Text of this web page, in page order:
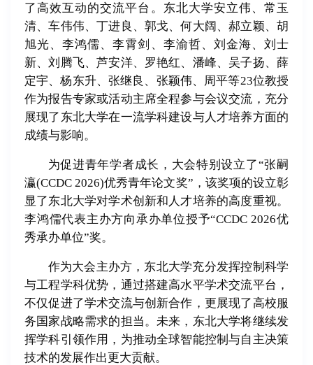
了高效互动的交流平台。东北大学安立伟、常玉
清、车伟伟、丁进良、郭戈、何大阔、郝立颖、胡
旭光、李鸿儒、李霄剑、李渝哲、刘金海、刘士
新、刘腾飞、芦安洋、罗艳红、潘峰、吴子扬、薛
定宇、杨东升、张继良、张颖伟、周平等23位教授
作为报告专家或活动主席全程参与会议交流，充分
展现了东北大学在一流学科建设与人才培养方面的
成绩与影响。
为促进青年学者成长，大会特别设立了“张嗣
瀛(CCDC 2026)优秀青年论文奖” ，该奖项的设立彰
显了东北大学对学术创新和人才培养的高度重视。
李鸿儒代表主办方向承办单位授予“CCDC 2026优
秀承办单位”奖。
作为大会主办方，东北大学充分发挥控制科学
与工程学科优势，通过搭建高水平学术交流平台，
不仅促进了学术交流与创新合作，更展现了高校服
务国家战略需求的担当。未来，东北大学将继续发
挥学科引领作用，为推动全球智能控制与自主决策
技术的发展作出更大贡献。